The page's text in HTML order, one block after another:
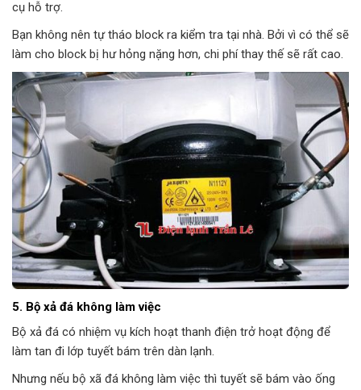
cụ hỗ trợ.
Bạn không nên tự tháo block ra kiểm tra tại nhà. Bởi vì có thể sẽ
làm cho block bị hư hỏng nặng hơn, chi phí thay thế sẽ rất cao.
5. Bộ xả đá không làm việc
Bộ xả đá có nhiệm vụ kích hoạt thanh điện trở hoạt động để
làm tan đi lớp tuyết bám trên dàn lạnh.
Nhưng nếu bộ xã đá không làm việc thì tuyết sẽ bám vào ống